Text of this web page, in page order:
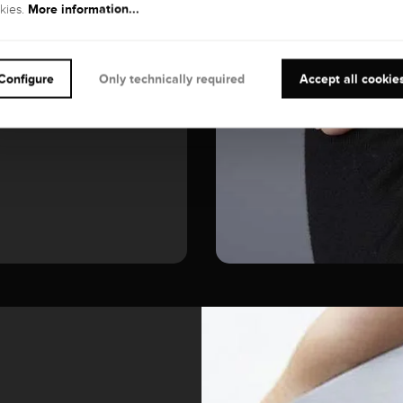
More information...
Accept all
Only technically required